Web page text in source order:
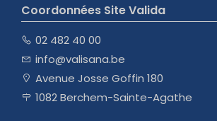
Coordonnées Site Valida
02 482 40 00
info@valisana.be
Avenue Josse Goffin 180
1082 Berchem-Sainte-Agathe